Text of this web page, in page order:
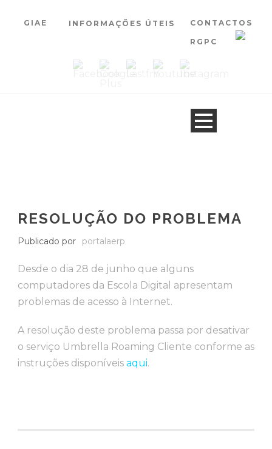
GIAE INFORMAÇÕES ÚTEIS CONTACTOS
RGPC
RESOLUÇÃO DO PROBLEMA
Publicado por portalaerp
Desde o dia 28 de junho que alguns
computadores da Escola Digital apresentam
problemas de acesso à Internet.
A resolução deste problema passa por desativar
o serviço Umbrella Roaming Cliente conforme as
instruções disponíveis aqui.